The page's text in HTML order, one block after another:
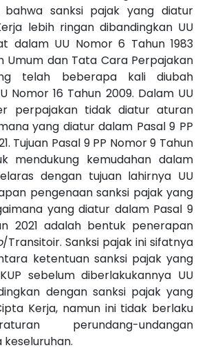
bahwa sanksi pajak yang diatur
lebih ringan dibandingkan UU
dalam UU Nomor 6 Tahun 1983
Umum dan Tata Cara Perpajakan
telah beberapa kali diubah
Nomor 16 Tahun 2009. Dalam UU
perpajakan tidak diatur aturan
yang diatur dalam Pasal 9 PP
Tujuan Pasal 9 PP Nomor 9 Tahun
mendukung kemudahan dalam
dengan tujuan lahirnya UU
pengenaan sanksi pajak yang
yang diatur dalam Pasal 9
2021 adalah bentuk penerapan
/Transitoir. Sanksi pajak ini sifatnya
ketentuan sanksi pajak yang
sebelum diberlakukannya UU
dengan sanksi pajak yang
Kerja, namun ini tidak berlaku
perundang-undangan